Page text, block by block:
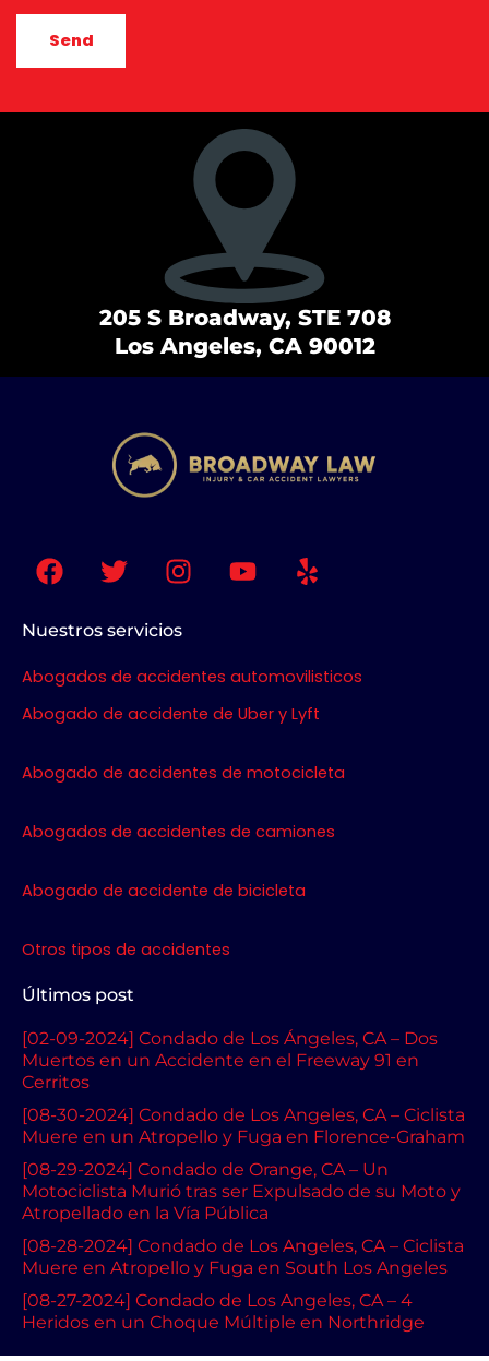
205 S Broadway, STE 708
Los Angeles, CA 90012
F
a
e
b
o
o
T
w
t
t
e
r
I
n
t
a
g
r
m
Y
o
u
b
e
Y
e
Nuestros servicios
Abogados de accidentes automovilisticos
Abogado de accidente de Uber y Lyft
Abogado de accidentes de motocicleta
Abogados de accidentes de camiones
Abogado de accidente de bicicleta
Otros tipos de accidentes
Últimos post
[02-09-2024] Condado de Los Ángeles, CA – Dos
Muertos en un Accidente en el Freeway 91 en
Cerritos
[08-30-2024] Condado de Los Angeles, CA – Ciclista
Muere en un Atropello y Fuga en Florence-Graham
[08-29-2024] Condado de Orange, CA – Un
Motociclista Murió tras ser Expulsado de su Moto y
Atropellado en la Vía Pública
[08-28-2024] Condado de Los Angeles, CA – Ciclista
Muere en Atropello y Fuga en South Los Angeles
[08-27-2024] Condado de Los Angeles, CA – 4
Heridos en un Choque Múltiple en Northridge